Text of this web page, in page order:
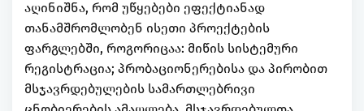
აღინიშნა, რომ უწყებები ეფექტიანად
თანამშრომლობენ ისეთი პროექტების
ფარგლებში, როგორიცაა: მიწის სისტემური
რეგისტრაცია; პრობაციონერებისა და პირობით
მსჯავრდებულების სამართლებრივი